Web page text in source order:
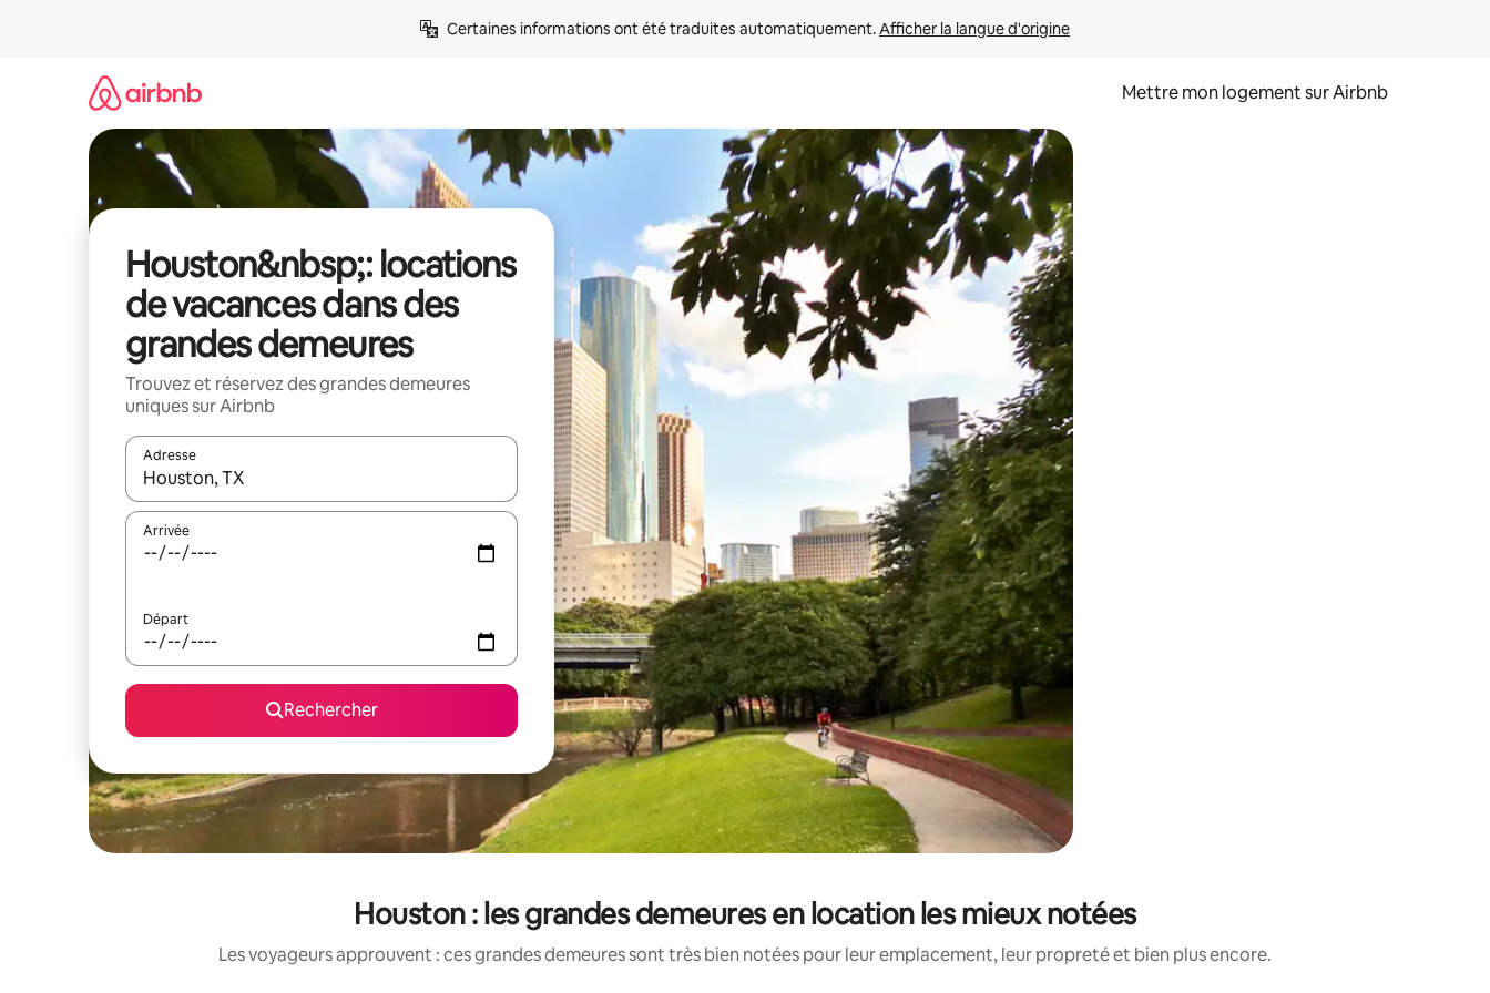
Certaines informations ont été traduites automatiquement. Afficher la langue d'origine
Mettre mon logement sur Airbnb
Houston&nbsp;: locations
de vacances dans des
grandes demeures
Trouvez et réservez des grandes demeures
uniques sur Airbnb
Adresse
Lorsque les résultats s'affichent, utilisez les flèches vers le haut et vers le bas pour les parcourir ou en appuyant et en faisant glisser.
Arrivée
Départ
Rechercher
Houston : les grandes demeures en location les mieux notées
Les voyageurs approuvent : ces grandes demeures sont très bien notées pour leur emplacement, leur propreté et bien plus encore.